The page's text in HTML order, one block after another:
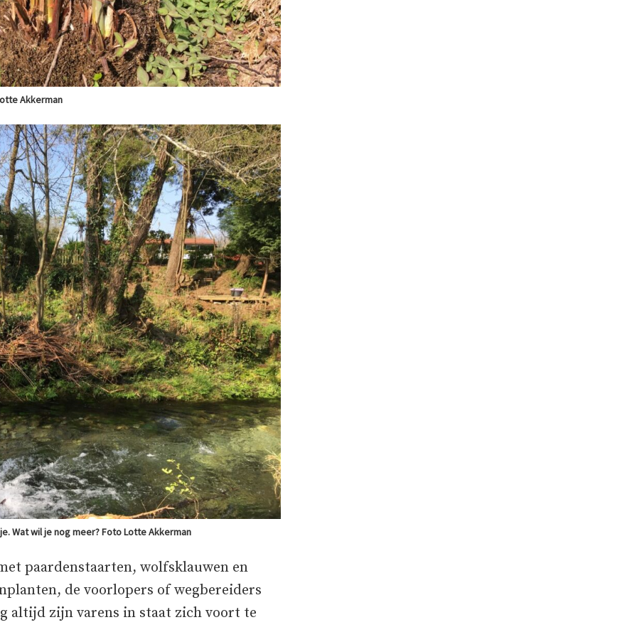
Akkerman
Wat wil je nog meer? Foto Lotte Akkerman
paardenstaarten, wolfsklauwen en
de voorlopers of wegbereiders
altijd zijn varens in staat zich voort te